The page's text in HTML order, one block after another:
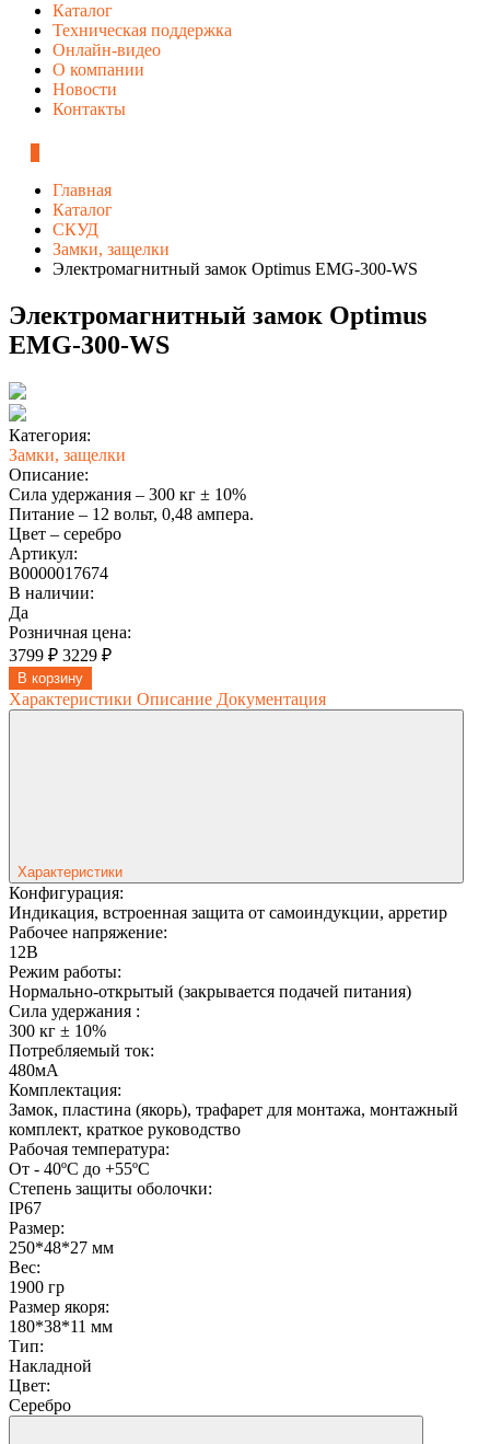
Каталог
Техническая поддержка
Онлайн-видео
О компании
Новости
Контакты
Главная
Каталог
СКУД
Замки, защелки
Электромагнитный замок Optimus EMG-300-WS
Электромагнитный замок Optimus
EMG-300-WS
Категория:
Замки, защелки
Описание:
Сила удержания – 300 кг ± 10%
Питание – 12 вольт, 0,48 ампера.
Цвет – серебро
Артикул:
В0000017674
В наличии:
Да
Розничная цена:
3799 ₽ 3229 ₽
В корзину
Характеристики Описание Документация
Характеристики
Конфигурация:
Индикация, встроенная защита от самоиндукции, арретир
Рабочее напряжение:
12В
Режим работы:
Нормально-открытый (закрывается подачей питания)
Сила удержания :
300 кг ± 10%
Потребляемый ток:
480мА
Комплектация:
Замок, пластина (якорь), трафарет для монтажа, монтажный
комплект, краткое руководство
Рабочая температура:
От - 40ºС до +55ºС
Степень защиты оболочки:
IP67
Размер:
250*48*27 мм
Вес:
1900 гр
Размер якоря:
180*38*11 мм
Тип:
Накладной
Цвет:
Серебро